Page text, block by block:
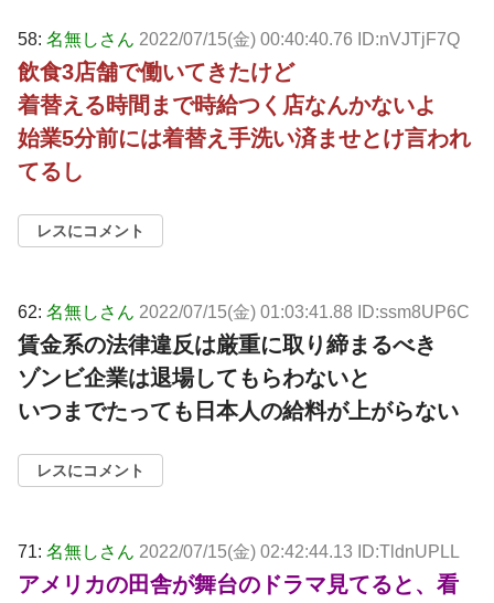
58: 名無しさん 2022/07/15(金) 00:40:40.76 ID:nVJTjF7Q
飲食3店舗で働いてきたけど
着替える時間まで時給つく店なんかないよ
始業5分前には着替え手洗い済ませとけ言われ
てるし
レスにコメント
62: 名無しさん 2022/07/15(金) 01:03:41.88 ID:ssm8UP6C
賃金系の法律違反は厳重に取り締まるべき
ゾンビ企業は退場してもらわないと
いつまでたっても日本人の給料が上がらない
レスにコメント
71: 名無しさん 2022/07/15(金) 02:42:44.13 ID:TldnUPLL
アメリカの田舎が舞台のドラマ見てると、看